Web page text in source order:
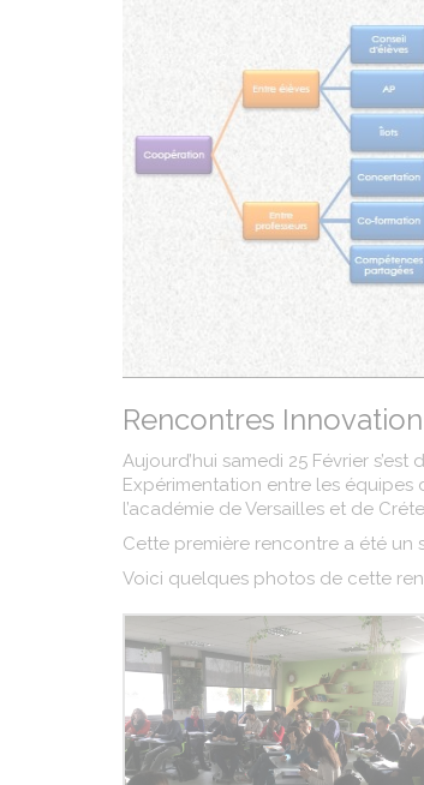
Rencontres
Aujourd’hui samedi 25 Février
Expérimentation entre les équipes
l’académie de Versailles et de
Cette première rencontre a été un
Voici quelques photos de cette